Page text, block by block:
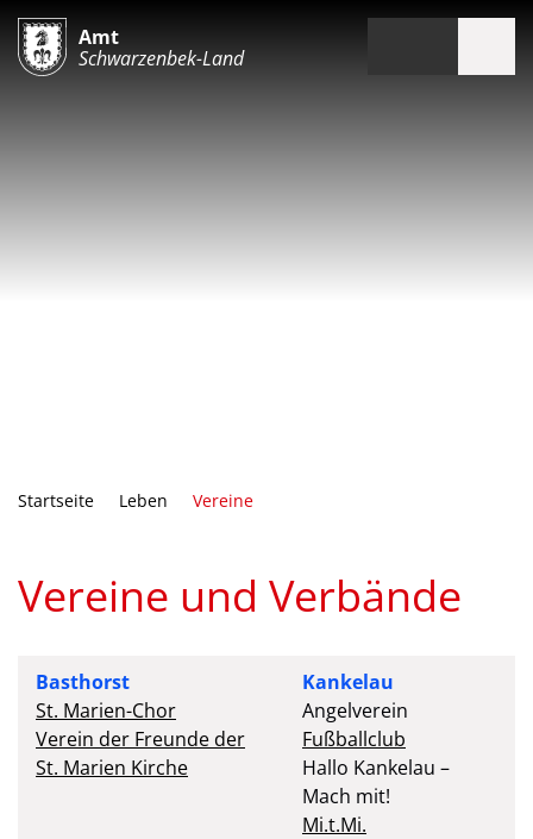
Amt
Schwarzenbek-Land
Startseite Leben Vereine
Vereine und Verbände
Basthorst
St. Marien-Chor
Verein der Freunde der
St. Marien Kirche
Kankelau
Angelverein
Fußballclub
Hallo Kankelau –
Mach mit!
Mi.t.Mi.